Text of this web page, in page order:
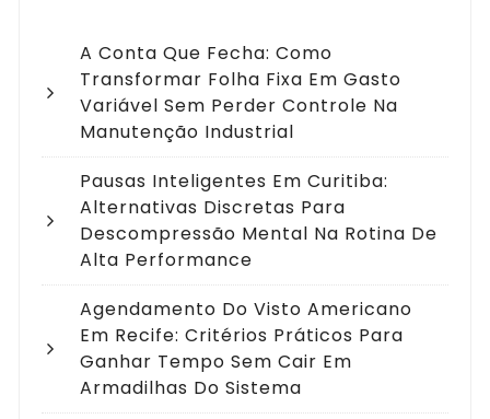
A Conta Que Fecha: Como
Transformar Folha Fixa Em Gasto
Variável Sem Perder Controle Na
Manutenção Industrial
Pausas Inteligentes Em Curitiba:
Alternativas Discretas Para
Descompressão Mental Na Rotina De
Alta Performance
Agendamento Do Visto Americano
Em Recife: Critérios Práticos Para
Ganhar Tempo Sem Cair Em
Armadilhas Do Sistema